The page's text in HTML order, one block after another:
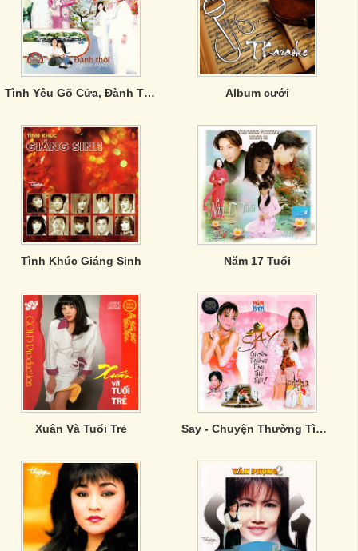
Tình Yêu Gõ Cửa, Đành Thôi Ngậm Ngùi Album cưới
Tình Khúc Giáng Sinh Năm 17 Tuổi
Xuân Và Tuổi Trẻ Say - Chuyện Thường Tình Thế Thôi